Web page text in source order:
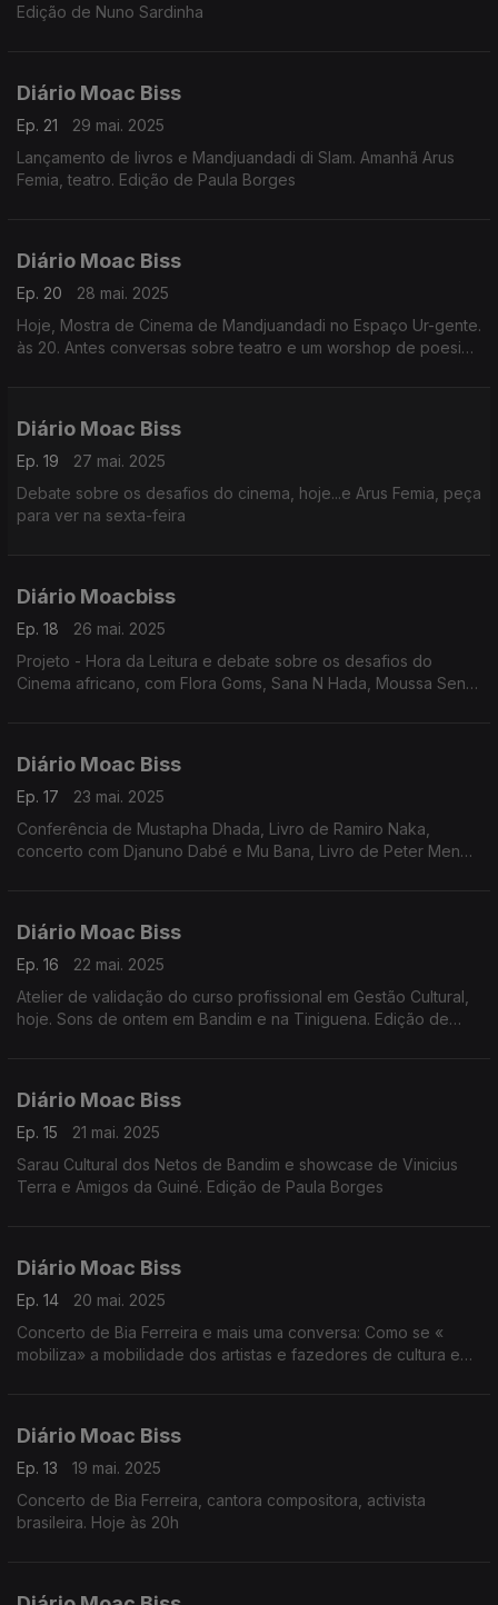
Edição de Nuno Sardinha
Diário Moac Biss
Ep. 21
29 mai. 2025
Lançamento de livros e Mandjuandadi di Slam. Amanhã Arus
Femia, teatro. Edição de Paula Borges
Diário Moac Biss
Ep. 20
28 mai. 2025
Hoje, Mostra de Cinema de Mandjuandadi no Espaço Ur-gente.
às 20. Antes conversas sobre teatro e um worshop de poesia
Diário Moac Biss
Ep. 19
27 mai. 2025
Debate sobre os desafios do cinema, hoje...e Arus Femia, peça
para ver na sexta-feira
Diário Moacbiss
Ep. 18
26 mai. 2025
Projeto - Hora da Leitura e debate sobre os desafios do
Cinema africano, com Flora Goms, Sana N Hada, Moussa Sene
Diário Moac Biss
Ep. 17
23 mai. 2025
Conferência de Mustapha Dhada, Livro de Ramiro Naka,
concerto com Djanuno Dabé e Mu Bana, Livro de Peter Mendy
Diário Moac Biss
Ep. 16
22 mai. 2025
Atelier de validação do curso profissional em Gestão Cultural,
hoje. Sons de ontem em Bandim e na Tiniguena. Edição de
Diário Moac Biss
Ep. 15
21 mai. 2025
Sarau Cultural dos Netos de Bandim e showcase de Vinicius
Terra e Amigos da Guiné. Edição de Paula Borges
Diário Moac Biss
Ep. 14
20 mai. 2025
Concerto de Bia Ferreira e mais uma conversa: Como se «
mobiliza» a mobilidade dos artistas e fazedores de cultura em
Diário Moac Biss
Ep. 13
19 mai. 2025
Concerto de Bia Ferreira, cantora compositora, activista
brasileira. Hoje às 20h